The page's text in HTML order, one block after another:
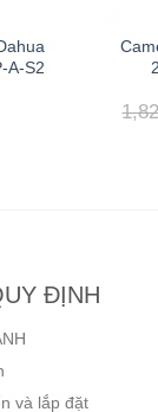
A-S2
ĐỊNH
và lắp đặt